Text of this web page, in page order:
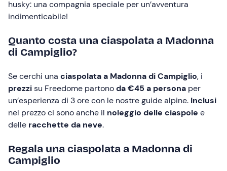
husky: una compagnia speciale per un’avventura
indimenticabile!
Quanto costa una ciaspolata a Madonna
di Campiglio?
Se cerchi una ciaspolata a Madonna di Campiglio, i
prezzisu Freedome partonoda €45 a persona per
un’esperienza di 3 ore con le nostre guide alpine. Inclusi
nel prezzo ci sono anche il noleggio delle ciaspole e
delle racchette da neve.
Regala una ciaspolata a Madonna di
Campiglio